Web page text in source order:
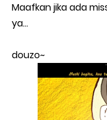
Maafkan jika ada
ya...
douzo~